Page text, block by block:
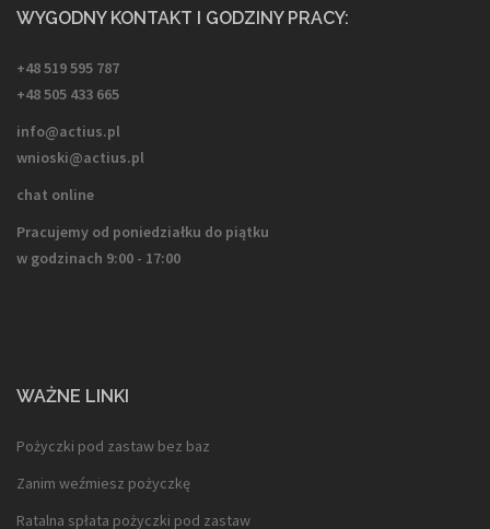
WYGODNY KONTAKT I GODZINY PRACY:
+48 519 595 787
+48 505 433 665
info@actius.pl
wnioski@actius.pl
chat online
Pracujemy od poniedziałku do piątku
w godzinach 9:00 - 17:00
WAŻNE LINKI
Pożyczki pod zastaw bez baz
Zanim weźmiesz pożyczkę
Ratalna spłata pożyczki pod zastaw